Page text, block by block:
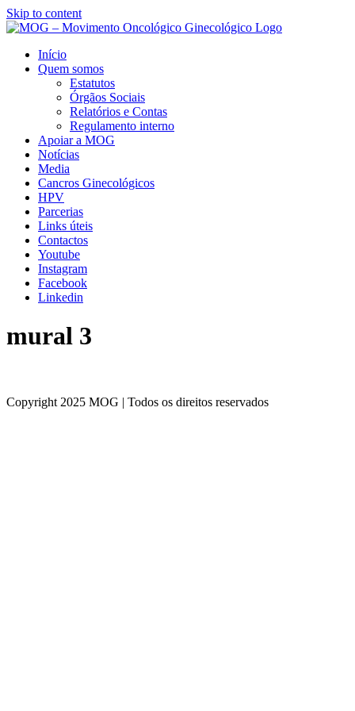
Skip to content
Início
Quem somos
Estatutos
Órgãos Sociais
Relatórios e Contas
Regulamento interno
Apoiar a MOG
Notícias
Media
Cancros Ginecológicos
HPV
Parcerias
Links úteis
Contactos
Youtube
Instagram
Facebook
Linkedin
mural 3
Copyright 2025 MOG | Todos os direitos reservados